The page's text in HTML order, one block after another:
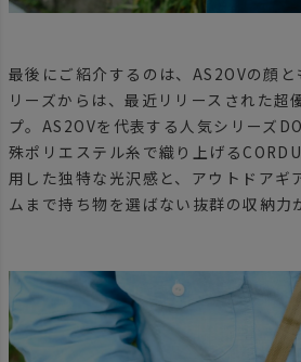
最後にご紹介するのは、AS2OVの顔
リーズからは、最近リリースされた超
プ。AS2OVを代表する人気シリーズ
殊ポリエステル糸で織り上げる
用した独特な光沢感と、アウトドアギ
ムまで持ち物を選ばない抜群の収納力